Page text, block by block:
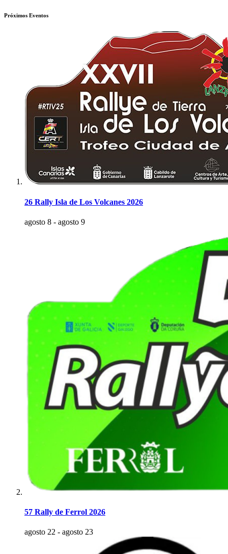
Próximos Eventos
26 Rally Isla de Los Volcanes 2026
agosto 8 - agosto 9
57 Rally de Ferrol 2026
agosto 22 - agosto 23